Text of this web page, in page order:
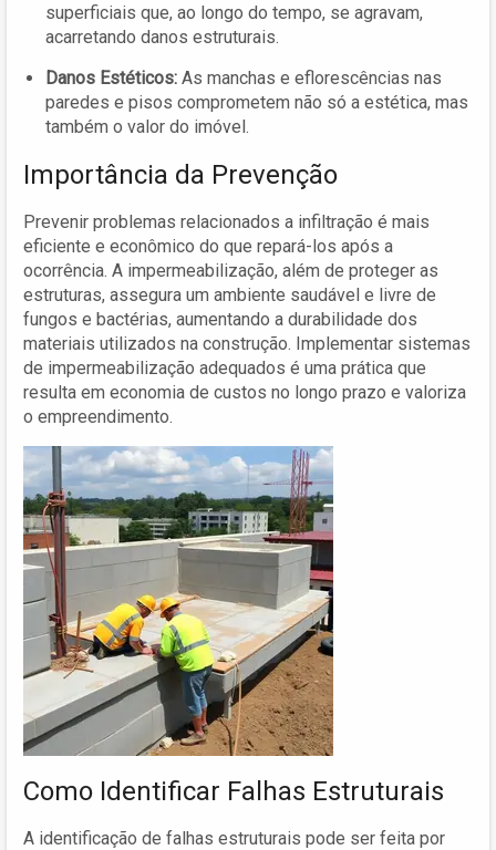
superficiais que, ao longo do tempo, se agravam,
acarretando danos estruturais.
Danos Estéticos: As manchas e eflorescências nas
paredes e pisos comprometem não só a estética, mas
também o valor do imóvel.
Importância da Prevenção
Prevenir problemas relacionados a infiltração é mais
eficiente e econômico do que repará-los após a
ocorrência. A impermeabilização, além de proteger as
estruturas, assegura um ambiente saudável e livre de
fungos e bactérias, aumentando a durabilidade dos
materiais utilizados na construção. Implementar sistemas
de impermeabilização adequados é uma prática que
resulta em economia de custos no longo prazo e valoriza
o empreendimento.
Como Identificar Falhas Estruturais
A identificação de falhas estruturais pode ser feita por